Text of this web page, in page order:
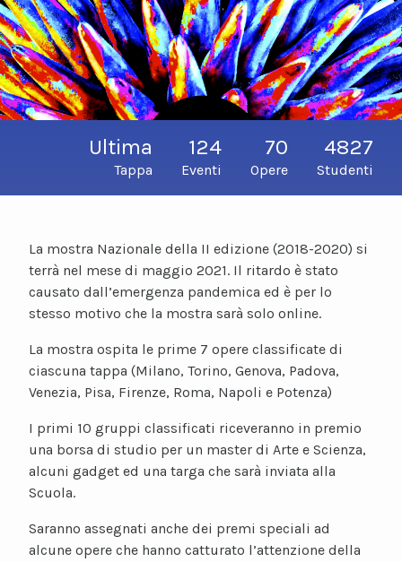
Ultima
Tappa
124
Eventi
70
Opere
4827
Studenti
La mostra Nazionale della II edizione (2018-2020) si
terrà nel mese di maggio 2021. Il ritardo è stato
causato dall’emergenza pandemica ed è per lo
stesso motivo che la mostra sarà solo online.
La mostra ospita le prime 7 opere classificate di
ciascuna tappa (Milano, Torino, Genova, Padova,
Venezia, Pisa, Firenze, Roma, Napoli e Potenza)
I primi 10 gruppi classificati riceveranno in premio
una borsa di studio per un master di Arte e Scienza,
alcuni gadget ed una targa che sarà inviata alla
Scuola.
Saranno assegnati anche dei premi speciali ad
alcune opere che hanno catturato l’attenzione della